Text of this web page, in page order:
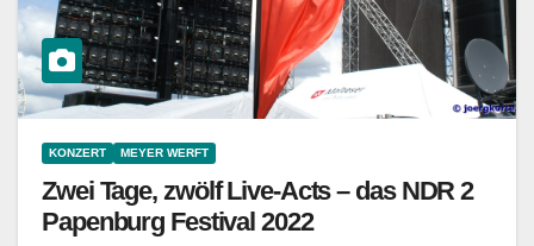
KONZERT MEYER WERFT
Zwei Tage, zwölf Live-Acts – das NDR 2
Papenburg Festival 2022